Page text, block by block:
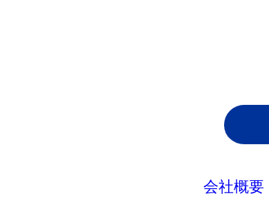
会社概要